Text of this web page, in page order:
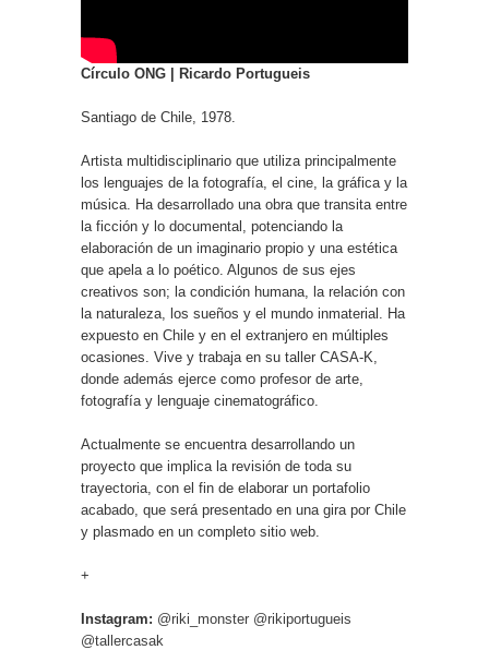
Círculo ONG | Ricardo Portugueis
Santiago de Chile, 1978.
Artista multidisciplinario que utiliza principalmente
los lenguajes de la fotografía, el cine, la gráfica y la
música. Ha desarrollado una obra que transita entre
la ficción y lo documental, potenciando la
elaboración de un imaginario propio y una estética
que apela a lo poético. Algunos de sus ejes
creativos son; la condición humana, la relación con
la naturaleza, los sueños y el mundo inmaterial. Ha
expuesto en Chile y en el extranjero en múltiples
ocasiones. Vive y trabaja en su taller CASA-K,
donde además ejerce como profesor de arte,
fotografía y lenguaje cinematográfico.
Actualmente se encuentra desarrollando un
proyecto que implica la revisión de toda su
trayectoria, con el fin de elaborar un portafolio
acabado, que será presentado en una gira por Chile
y plasmado en un completo sitio web.
+
Instagram: @riki_monster @rikiportugueis
@tallercasak